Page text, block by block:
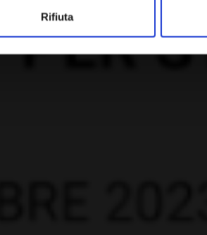
Rifiuta